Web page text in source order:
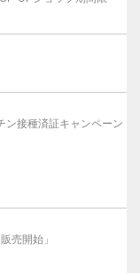
ン接種済証キャンペーン
売開始」